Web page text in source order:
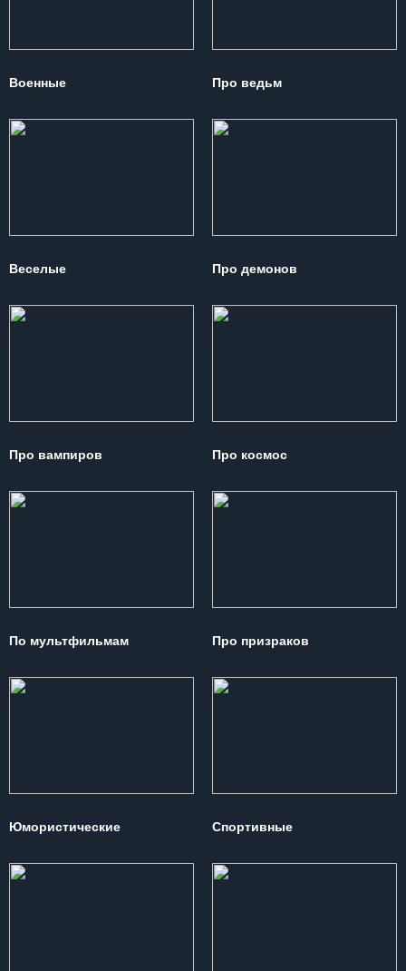
Военные Про ведьм
Веселые Про демонов
Про вампиров Про космос
По мультфильмам Про призраков
Юмористические Спортивные